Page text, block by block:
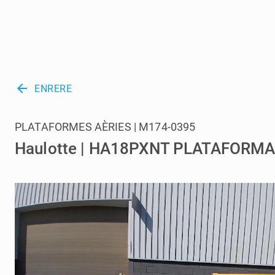
arrow_back ENRERE
Haulotte | HA18PXNT
PLATAFORMES AÈRIES | M174-0395